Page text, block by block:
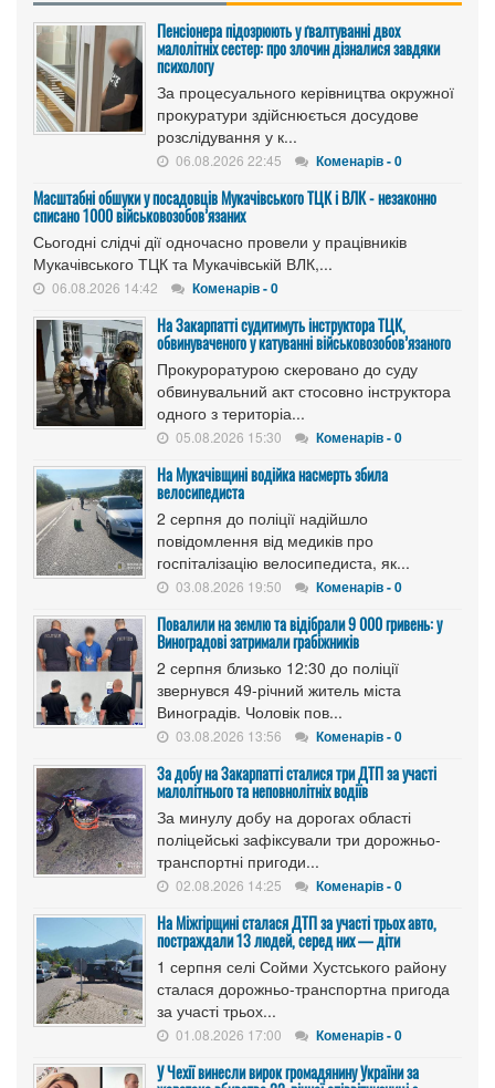
Пенсіонера підозрюють у ґвалтуванні двох
малолітніх сестер: про злочин дізналися завдяки
психологу
За процесуального керівництва окружної
прокуратури здійснюється досудове
розслідування у к...
06.08.2026 22:45 Коменарів - 0
Масштабні обшуки у посадовців Мукачівського ТЦК і ВЛК - незаконно
списано 1000 військовозобов’язаних
Сьогодні слідчі дії одночасно провели у працівників
Мукачівського ТЦК та Мукачівській ВЛК,...
06.08.2026 14:42 Коменарів - 0
На Закарпатті судитимуть інструктора ТЦК,
обвинуваченого у катуванні військовозобов’язаного
Прокуроратурою скеровано до суду
обвинувальний акт стосовно інструктора
одного з територіа...
05.08.2026 15:30 Коменарів - 0
На Мукачівщині водійка насмерть збила
велосипедиста
2 серпня до поліції надійшло
повідомлення від медиків про
госпіталізацію велосипедиста, як...
03.08.2026 19:50 Коменарів - 0
Повалили на землю та відібрали 9 000 гривень: у
Виноградові затримали грабіжників
2 серпня близько 12:30 до поліції
звернувся 49-річний житель міста
Виноградів. Чоловік пов...
03.08.2026 13:56 Коменарів - 0
За добу на Закарпатті сталися три ДТП за участі
малолітнього та неповнолітніх водіїв
За минулу добу на дорогах області
поліцейські зафіксували три дорожньо-
транспортні пригоди...
02.08.2026 14:25 Коменарів - 0
На Міжгірщині сталася ДТП за участі трьох авто,
постраждали 13 людей, серед них — діти
1 серпня селі Сойми Хустського району
сталася дорожньо-транспортна пригода
за участі трьох...
01.08.2026 17:00 Коменарів - 0
У Чехії винесли вирок громадянину України за